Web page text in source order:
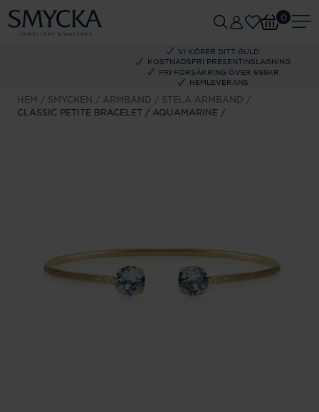
VI KÖPER DITT GULD
KOSTNADSFRI PRESENTINSLAGNING
FRI FÖRSÄKRING ÖVER 695KR
HEMLEVERANS
0
HEM SMYCKEN ARMBAND
STELA ARMBAND
CLASSIC PETITE BRACELET / AQUAMARINE